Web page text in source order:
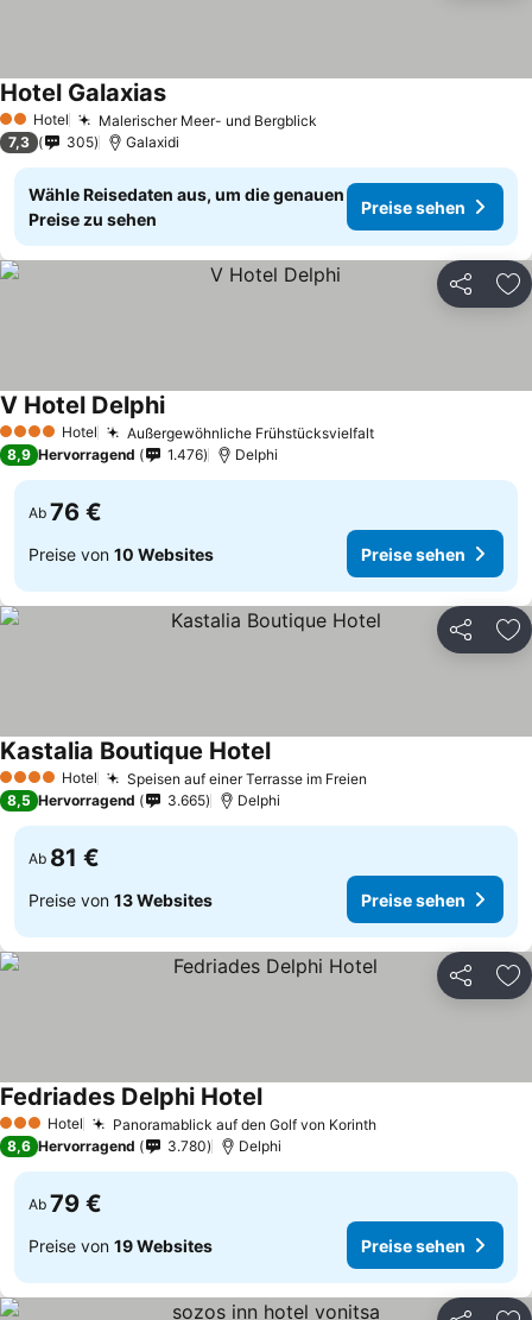
2 Sterne
Hotel Malerischer Meer- und Bergblick
Hotel Galaxias
7,3 305 Galaxidi
Wähle Reisedaten aus, um die genauen
Preise zu sehen
Preise sehen
Teilen
4 Sterne Hotel Außergewöhnliche Frühstücksvielfalt
V Hotel Delphi
8,9 Hervorragend 1.476 Delphi
Ab 76 €
Preise von 10 Websites Preise sehen
Teilen
4 Sterne Hotel Speisen auf einer Terrasse im Freien
Kastalia Boutique Hotel
8,5 Hervorragend 3.665 Delphi
Ab 81 €
Preise von 13 Websites Preise sehen
Teilen
3 SterneHotel Panoramablick auf den Golf von Korinth
Fedriades Delphi Hotel
8,6 Hervorragend 3.780 Delphi
Ab 79 €
Preise von 19 Websites Preise sehen